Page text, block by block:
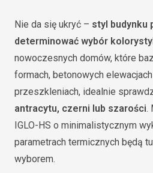
Nie da się ukryć – styl budynku
determinować wybór
nowoczesnych domów, które
formach, betonowych
przeszkleniach, idealnie
antracytu, czerni lub szarości.
IGLO-HS o minimalistycznym
parametrach termicznych będą
wyborem.